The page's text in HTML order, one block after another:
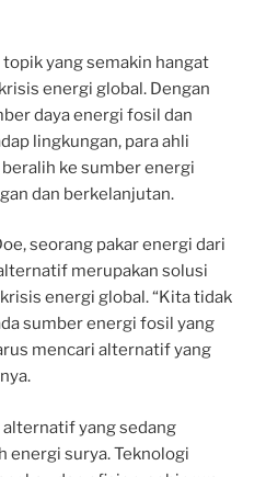
yang semakin hangat
energi global. Dengan
daya energi fosil dan
lingkungan, para ahli
ke sumber energi
dan berkelanjutan.
seorang pakar energi dari
merupakan solusi
energi global. “Kita tidak
sumber energi fosil yang
mencari alternatif yang
yang sedang
energi surya. Teknologi